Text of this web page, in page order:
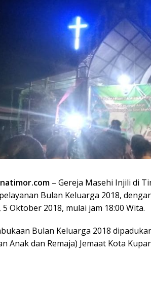
– Gereja Masehi Injili di
Bulan Keluarga 2018,
5 Oktober 2018, mulai jam 18:00 Wita.
Bulan Keluarga 2018
Anak dan Remaja) Jemaat Kota